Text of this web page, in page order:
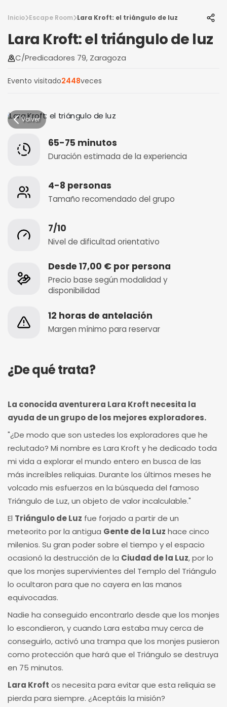
Inicio Escape Room Lara Kroft: el triángulo de luz
Lara Kroft: el triángulo de luz
C/Predicadores 79, Zaragoza
Evento visitado2448veces
Volver
65-75 minutos
Duración estimada de la experiencia
4-8 personas
Tamaño recomendado del grupo
7/10
Nivel de dificultad orientativo
Desde 17,00 € por persona
Precio base según modalidad y
disponibilidad
12 horas de antelación
Margen mínimo para reservar
¿De qué trata?
La conocida aventurera Lara Kroft necesita la
ayuda de un grupo de los mejores exploradores.
"¿De modo que son ustedes los exploradores que he
reclutado? Mi nombre es Lara Kroft y he dedicado toda
mi vida a explorar el mundo entero en busca de las
más increíbles reliquias. Durante los últimos meses he
volcado mis esfuerzos en la búsqueda del famoso
Triángulo de Luz, un objeto de valor incalculable."
El Triángulo de Luz fue forjado a partir de un
meteorito por la antigua Gente de la Luz hace cinco
milenios. Su gran poder sobre el tiempo y el espacio
ocasionó la destrucción de la Ciudad de la Luz, por lo
que los monjes supervivientes del Templo del Triángulo
lo ocultaron para que no cayera en las manos
equivocadas.
Nadie ha conseguido encontrarlo desde que los monjes
lo escondieron, y cuando Lara estaba muy cerca de
conseguirlo, activó una trampa que los monjes pusieron
como protección que hará que el Triángulo se destruya
en 75 minutos.
Lara Kroft os necesita para evitar que esta reliquia se
pierda para siempre. ¿Aceptáis la misión?